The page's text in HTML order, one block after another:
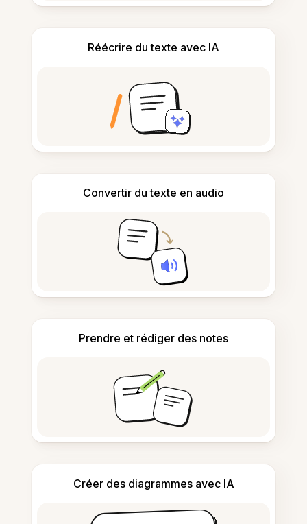
Réécrire du texte avec IA
Convertir du texte en audio
Prendre et rédiger des notes
Créer des diagrammes avec IA